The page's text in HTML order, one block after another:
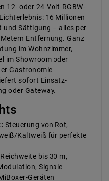
12- oder 24-Volt-RGBW-
16 Millionen
und Sättigung – alles per
Entfernung. Ganz
im Wohnzimmer,
im Showroom oder
Gastronomie
sofort Einsatz­
oder Gateway.
Steuerung von Rot,
Kaltweiß für perfekte
Reichweite bis 30 m,
Signale
Geräten